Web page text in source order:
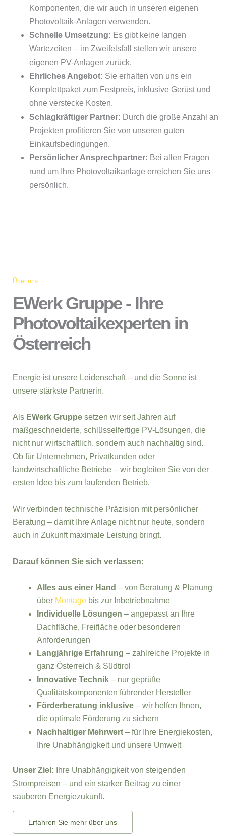
Komponenten, die wir auch in unseren eigenen
Photovoltaik-Anlagen verwenden.
Schnelle Umsetzung: Es gibt keine langen
Wartezeiten – im Zweifelsfall stellen wir unsere
eigenen PV-Anlagen zurück.
Ehrliches Angebot: Sie erhalten von uns ein
Komplettpaket zum Festpreis, inklusive Gerüst und
ohne verstecke Kosten.
Schlagkräftiger Partner: Durch die große Anzahl an
Projekten profitieren Sie von unseren guten
Einkaufsbedingungen.
Persönlicher Ansprechpartner: Bei allen Fragen
rund um Ihre Photovoltaikanlage erreichen Sie uns
persönlich.
Über uns
EWerk Gruppe - Ihre
Photovoltaikexperten in
Österreich
Energie ist unsere Leidenschaft – und die Sonne ist
unsere stärkste Partnerin.
Als EWerk Gruppe setzen wir seit Jahren auf
maßgeschneiderte, schlüsselfertige PV-Lösungen, die
nicht nur wirtschaftlich, sondern auch nachhaltig sind.
Ob für Unternehmen, Privatkunden oder
landwirtschaftliche Betriebe – wir begleiten Sie von der
ersten Idee bis zum laufenden Betrieb.
Wir verbinden technische Präzision mit persönlicher
Beratung – damit Ihre Anlage nicht nur heute, sondern
auch in Zukunft maximale Leistung bringt.
Darauf können Sie sich verlassen:
Alles aus einer Hand – von Beratung & Planung
über Montage bis zur Inbetriebnahme
Individuelle Lösungen – angepasst an Ihre
Dachfläche, Freifläche oder besonderen
Anforderungen
Langjährige Erfahrung – zahlreiche Projekte in
ganz Österreich & Südtirol
Innovative Technik – nur geprüfte
Qualitätskomponenten führender Hersteller
Förderberatung inklusive – wir helfen Ihnen,
die optimale Förderung zu sichern
Nachhaltiger Mehrwert – für Ihre Energiekosten,
Ihre Unabhängigkeit und unsere Umwelt
Unser Ziel: Ihre Unabhängigkeit von steigenden
Strompreisen – und ein starker Beitrag zu einer
sauberen Energiezukunft.
Erfahren Sie mehr über uns